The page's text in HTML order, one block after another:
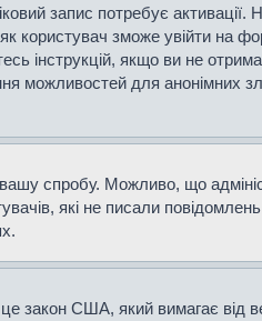
запис потребує
користувач зможе увійти на
інструкцій, якщо ви не
можливостей для анонімних
спробу. Можливо, що
які не писали
закон США, який вимагає від